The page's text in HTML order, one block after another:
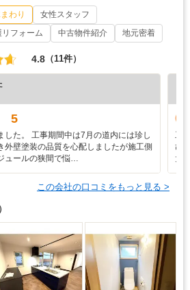
わり
女性スタッフ
リフォーム 中古物件紹介 地元密着
4.8 （11件）
5
した。 工事期間中は7月の道内には珍し
外壁塗装の品質を心配しましたが施工側
ュールの狭間で悩…
工
び
大
この会社の口コミをもっと見る >